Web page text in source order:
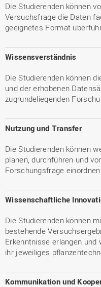
Die Studierenden können
Versuchsfrage die Daten
geeignetes Format
Wissensverständnis
Die Studierenden können
und der erhobenen
zugrundeliegenden
Nutzung und Transfer
Die Studierenden können
planen, durchführen und
Forschungsfrage
Wissenschaftliche
Die Studierenden können
bestehende
Erkenntnisse erlangen
ihr jeweiliges
Kommunikation und